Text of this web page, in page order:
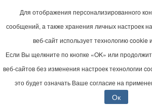
Для отображения персонализированного
сообщений, а также хранения личных настроек
веб-сайт использует технологию cookie
Если Вы щелкните по кнопке «OK» или
веб-сайтов без изменения настроек технологии
это будет означать Ваше согласие на
Ок